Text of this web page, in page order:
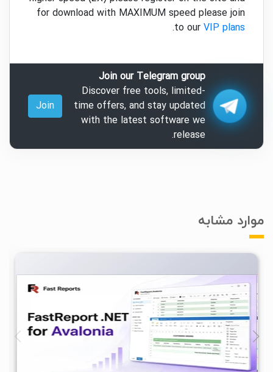
for download with MAXIMUM speed please join
to our VIP plans
.
Join our Telegram group
Discover free tools, limited-
time offers, and stay updated
with the latest software we
release.
Join
موارد مشابه
۶۴۶ ۰